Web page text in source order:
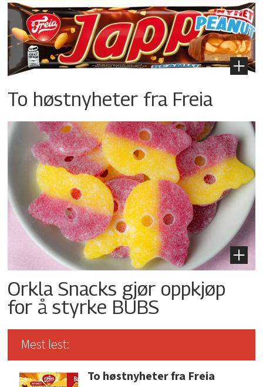
To høstnyheter fra Freia
Orkla Snacks gjør oppkjøp
for å styrke BUBS
Mest lest:
To høstnyheter fra Freia